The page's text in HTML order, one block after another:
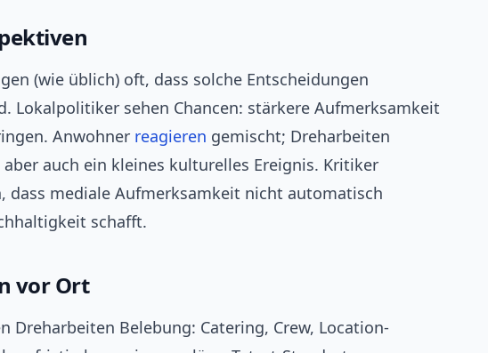
(wie üblich) oft, dass solche Entscheidungen
Lokalpolitiker sehen Chancen: stärkere Aufmerksamkeit
Anwohner reagieren gemischt; Dreharbeiten
auch ein kleines kulturelles Ereignis. Kritiker
dass mediale Aufmerksamkeit nicht automatisch
schafft.
vor Ort
Dreharbeiten Belebung: Catering, Crew, Location-